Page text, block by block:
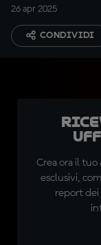
26 apr 2025
CONDIVIDI
Crea ora il
esclusivi,
report dei